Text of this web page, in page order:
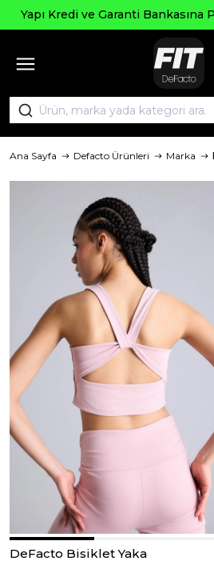
Yapı Kredi ve Garanti Bankasına
Ana Sayfa Defacto Ürünleri Marka
DeFacto Bisiklet Yaka